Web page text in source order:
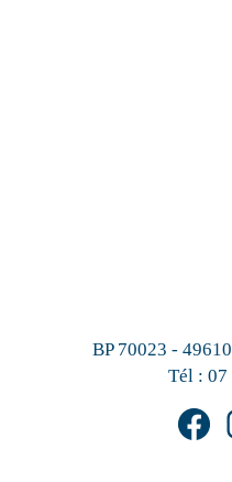
BP 70023 -
Tél : 07